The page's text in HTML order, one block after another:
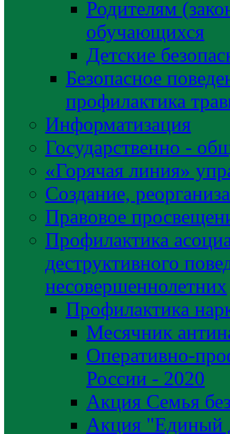
Родителям
обучающихся
Детские
Безопасное
профилактика
Информатизация
Государственно -
«Горячая линия»
Создание,
Правовое
Профилактика
деструктивного
несовершеннолетних
Профилактика
Месячник
Оперативно-
России - 2020
Акция Семья
Акция "Единый